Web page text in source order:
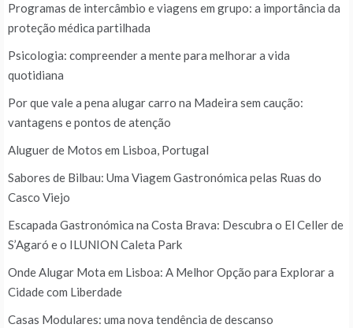
Programas de intercâmbio e viagens em grupo: a importância da
proteção médica partilhada
Psicologia: compreender a mente para melhorar a vida
quotidiana
Por que vale a pena alugar carro na Madeira sem caução:
vantagens e pontos de atenção
Aluguer de Motos em Lisboa, Portugal
Sabores de Bilbau: Uma Viagem Gastronómica pelas Ruas do
Casco Viejo
Escapada Gastronómica na Costa Brava: Descubra o El Celler de
S’Agaró e o ILUNION Caleta Park
Onde Alugar Mota em Lisboa: A Melhor Opção para Explorar a
Cidade com Liberdade
Casas Modulares: uma nova tendência de descanso